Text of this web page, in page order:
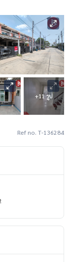
+11 รูป
Ref no. T-136284